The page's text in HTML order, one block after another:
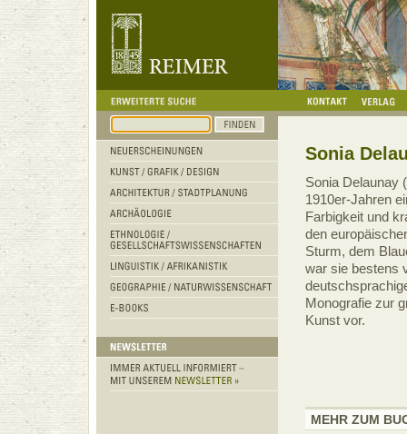
Sonia
Sonia Delaunay
1910er-Jahren
Farbigkeit und
den
Sturm, dem
war sie bestens
Monografie zur
Kunst vor.
MEHR ZUM